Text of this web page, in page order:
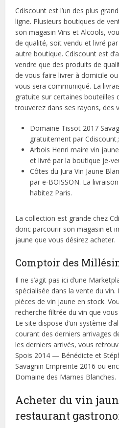
Cdiscount est l’un des plus
ligne. Plusieurs boutiques de
son magasin Vins et Alcools,
de qualité, soit vendu et livré
autre boutique. Cdiscount est
vendre que des produits de
de vous faire livrer à domicile
vous sera communiqué. La
gratuite sur certaines bouteilles
trouverez dans ses rayons, des
Domaine Tissot 2017
gratuitement par Cdiscount ;
Arbois Henri maire vin
et livré par la boutique je-
Côtes du Jura Vin Jaune
par e-BOISSON. La
habitez Paris.
La collection est grande chez
donc parcourir son magasin et
jaune que vous désirez acheter.
Comptoir des
Il ne s’agit pas ici d’une
spécialisée dans la vente du vin.
pièces de vin jaune en stock.
recherche filtrée du vin que
Le site dispose d’un système
courant des derniers arrivages
les derniers arrivés, vous
Spois 2014 — Bénédicte et
Savagnin Empreinte 2016 ou
Domaine des Marnes Blanches.
Acheter du vin
restaurant